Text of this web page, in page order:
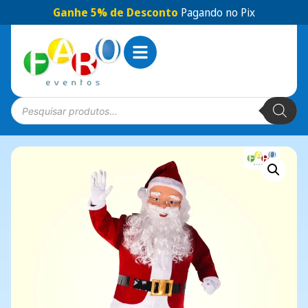
Ganhe 5% de Desconto Pagando no Pix